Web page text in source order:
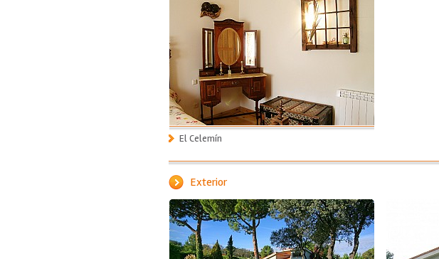
El Celemín
Exterior